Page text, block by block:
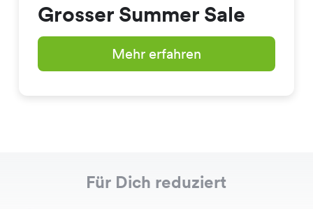
Grosser Summer Sale
Mehr erfahren
Für Dich reduziert